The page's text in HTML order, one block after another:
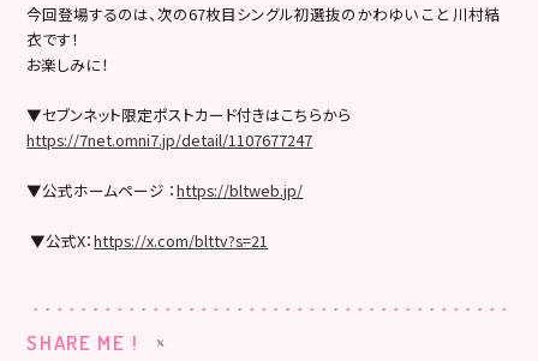
今回登場するのは、次の67枚目シングル初選抜のかわゆい こと 川村結
衣です！
お楽しみに！
▼セブンネット限定ポストカード付きはこちらから
https://7net.omni7.jp/detail/1107677247
▼公式ホームページ ：https://bltweb.jp/
▼公式X：https://x.com/blttv?s=21
SHARE ME !